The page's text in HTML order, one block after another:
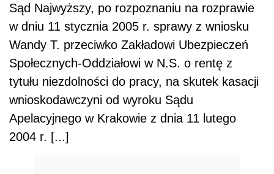
Sąd Najwyższy, po rozpoznaniu na rozprawie
w dniu 11 stycznia 2005 r. sprawy z wniosku
Wandy T. przeciwko Zakładowi Ubezpieczeń
Społecznych-Oddziałowi w N.S. o rentę z
tytułu niezdolności do pracy, na skutek kasacji
wnioskodawczyni od wyroku Sądu
Apelacyjnego w Krakowie z dnia 11 lutego
2004 r. [...]